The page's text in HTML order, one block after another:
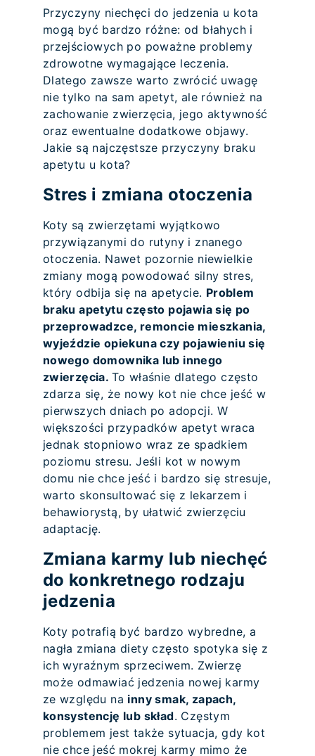
Przyczyny niechęci do jedzenia u kota
mogą być bardzo różne: od błahych i
przejściowych po poważne problemy
zdrowotne wymagające leczenia.
Dlatego zawsze warto zwrócić uwagę
nie tylko na sam apetyt, ale również na
zachowanie zwierzęcia, jego aktywność
oraz ewentualne dodatkowe objawy.
Jakie są najczęstsze przyczyny braku
apetytu u kota?
Stres i zmiana otoczenia
Koty są zwierzętami wyjątkowo
przywiązanymi do rutyny i znanego
otoczenia. Nawet pozornie niewielkie
zmiany mogą powodować silny stres,
który odbija się na apetycie. Problem
braku apetytu często pojawia się po
przeprowadzce, remoncie mieszkania,
wyjeździe opiekuna czy pojawieniu się
nowego domownika lub innego
zwierzęcia. To właśnie dlatego często
zdarza się, że nowy kot nie chce jeść w
pierwszych dniach po adopcji. W
większości przypadków apetyt wraca
jednak stopniowo wraz ze spadkiem
poziomu stresu. Jeśli kot w nowym
domu nie chce jeść i bardzo się stresuje,
warto skonsultować się z lekarzem i
behawiorystą, by ułatwić zwierzęciu
adaptację.
Zmiana karmy lub niechęć
do konkretnego rodzaju
jedzenia
Koty potrafią być bardzo wybredne, a
nagła zmiana diety często spotyka się z
ich wyraźnym sprzeciwem. Zwierzę
może odmawiać jedzenia nowej karmy
ze względu na inny smak, zapach,
konsystencję lub skład. Częstym
problemem jest także sytuacja, gdy kot
nie chce jeść mokrej karmy mimo że